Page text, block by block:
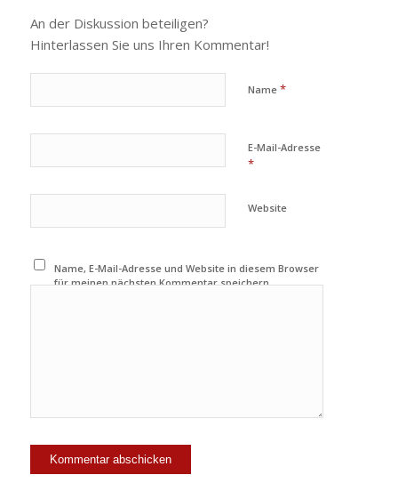
An der Diskussion beteiligen?
Hinterlassen Sie uns Ihren Kommentar!
Name *
E-Mail-Adresse
*
Website
Name, E-Mail-Adresse und Website in diesem Browser
für meinen nächsten Kommentar speichern.